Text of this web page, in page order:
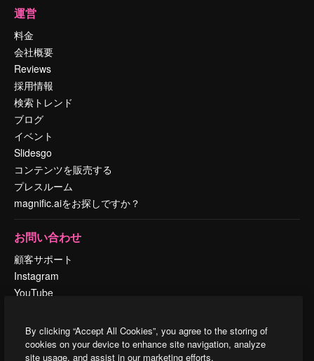
運営
料金
会社概要
Reviews
採用情報
検索トレンド
ブログ
イベント
Slidesgo
コンテンツを販売する
プレスルーム
magnific.aiをお探しですか？
お問い合わせ
顧客サポート
Instagram
YouTube
TikTok
Discord
By clicking “Accept All Cookies”, you agree to the storing of
cookies on your device to enhance site navigation, analyze
site usage, and assist in our marketing efforts.